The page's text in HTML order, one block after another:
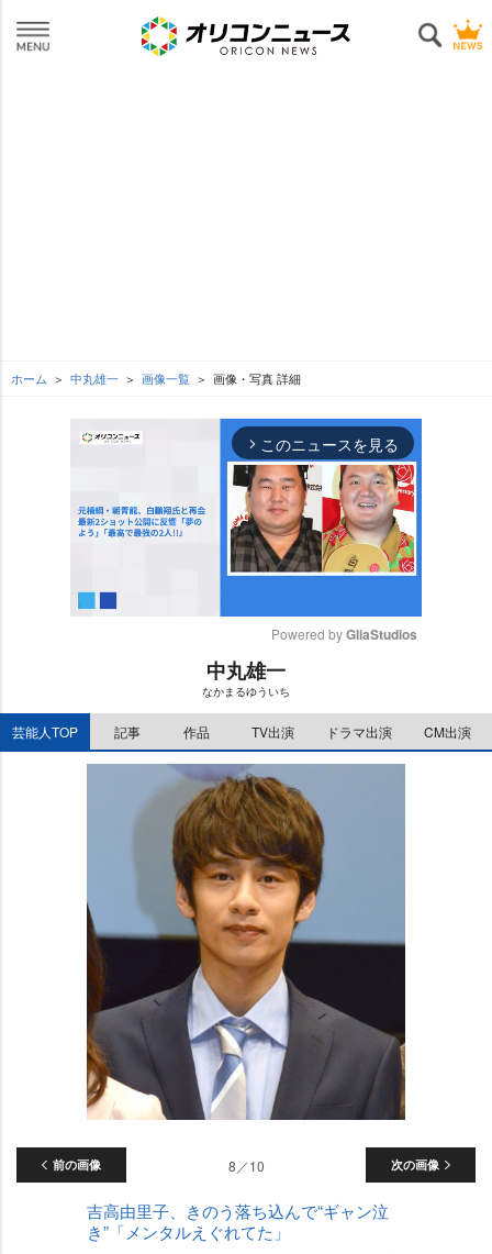
ホーム 中丸雄一 画像一覧 画像・写真 詳細
arrow_forward_ios このニュースを見る
e
Powered by GliaStudios
中丸雄一
なかまるゆういち
芸能人TOP 記事 作品 TV出演 ドラマ出演 CM出演
前の画像 次の画像
8／10
吉高由里子、きのう落ち込んで“ギャン泣
き”「メンタルえぐれてた」